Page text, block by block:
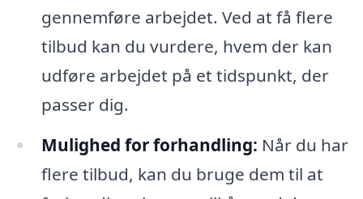
gennemføre arbejdet. Ved at få flere
tilbud kan du vurdere, hvem der kan
udføre arbejdet på et tidspunkt, der
passer dig.
Mulighed for forhandling: Når du har
flere tilbud, kan du bruge dem til at